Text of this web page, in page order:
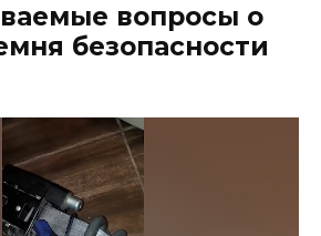
вопросы о
безопасности